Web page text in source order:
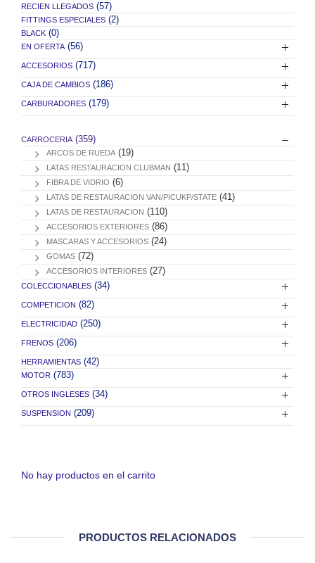
RECIEN LLEGADOS (57)
FITTINGS ESPECIALES (2)
BLACK (0)
EN OFERTA (56)
ACCESORIOS (717)
CAJA DE CAMBIOS (186)
CARBURADORES (179)
CARROCERIA (359)
ARCOS DE RUEDA (19)
LATAS RESTAURACION CLUBMAN (11)
FIBRA DE VIDRIO (6)
LATAS DE RESTAURACION VAN/PICUKP/STATE (41)
LATAS DE RESTAURACION (110)
ACCESORIOS EXTERIORES (86)
MASCARAS Y ACCESORIOS (24)
GOMAS (72)
ACCESORIOS INTERIORES (27)
COLECCIONABLES (34)
COMPETICION (82)
ELECTRICIDAD (250)
FRENOS (206)
HERRAMIENTAS (42)
MOTOR (783)
OTROS INGLESES (34)
SUSPENSION (209)
No hay productos en el carrito
PRODUCTOS RELACIONADOS